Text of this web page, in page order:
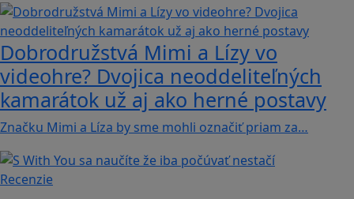
Dobrodružstvá Mimi a Lízy vo
videohre? Dvojica neoddeliteľných
kamarátok už aj ako herné postavy
Značku Mimi a Líza by sme mohli označiť priam za…
Recenzie